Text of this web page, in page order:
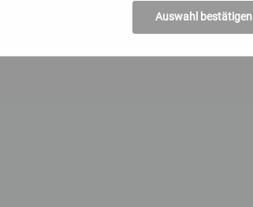
Auswahl bestätigen